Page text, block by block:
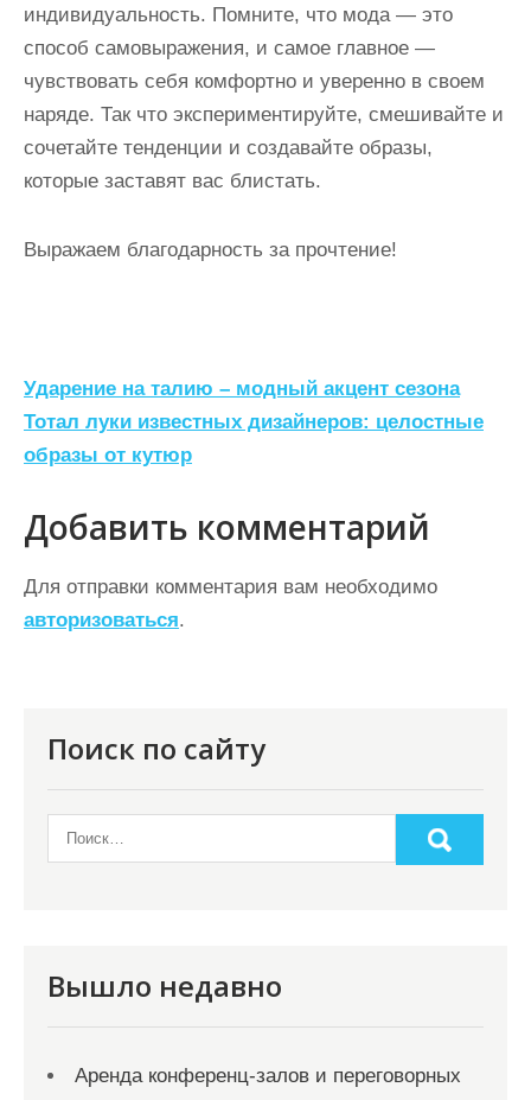
индивидуальность. Помните, что мода — это
способ самовыражения, и самое главное —
чувствовать себя комфортно и уверенно в своем
наряде. Так что экспериментируйте, смешивайте и
сочетайте тенденции и создавайте образы,
которые заставят вас блистать.
Выражаем благодарность за прочтение!
Н
а
в
и
г
а
ц
Ударение на талию – модный акцент сезона
Тотал луки известных дизайнеров: целостные
образы от кутюр
Добавить комментарий
Для отправки комментария вам необходимо
авторизоваться.
Поиск по сайту
Вышло недавно
Аренда конференц-залов и переговорных